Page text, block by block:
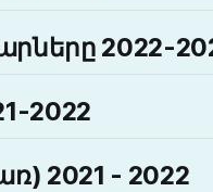
2022-
2022
2021 - 2022